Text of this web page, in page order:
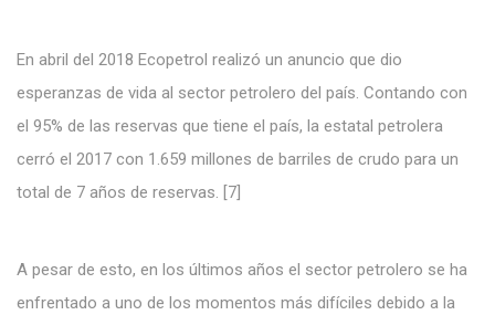
En abril del 2018 Ecopetrol realizó un anuncio que dio
esperanzas de vida al sector petrolero del país. Contando con
el 95% de las reservas que tiene el país, la estatal petrolera
cerró el 2017 con 1.659 millones de barriles de crudo para un
total de 7 años de reservas. [7]
A pesar de esto, en los últimos años el sector petrolero se ha
enfrentado a uno de los momentos más difíciles debido a la